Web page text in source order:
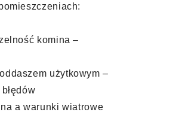
komina –
użytkowym –
a warunki wiatrowe